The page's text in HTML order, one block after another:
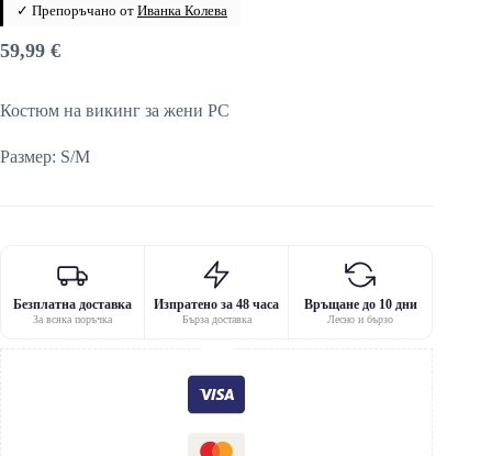
✓ Препоръчано от Иванка Колева
59,99 €
Костюм на викинг за жени PC
Размер: S/M
Безплатна доставка
За всяка поръчка
Изпратено за 48 часа
Бърза доставка
Връщане до 10 дни
Лесно и бързо